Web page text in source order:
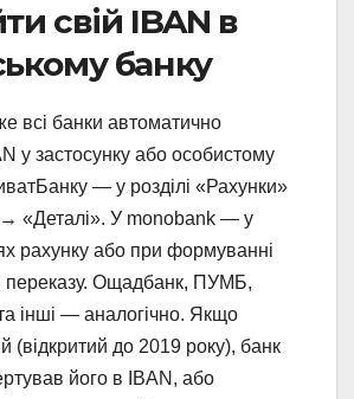
свій IBAN в
банку
всі банки автоматично
у застосунку або особистому
— у розділі «Рахунки»
«Деталі». У monobank — у
рахунку або при формуванні
переказу. Ощадбанк, ПУМБ,
інші — аналогічно. Якщо
(відкритий до 2019 року), банк
його в IBAN, або